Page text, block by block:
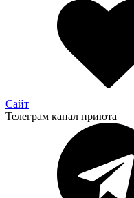
Сайт
Телеграм канал приюта